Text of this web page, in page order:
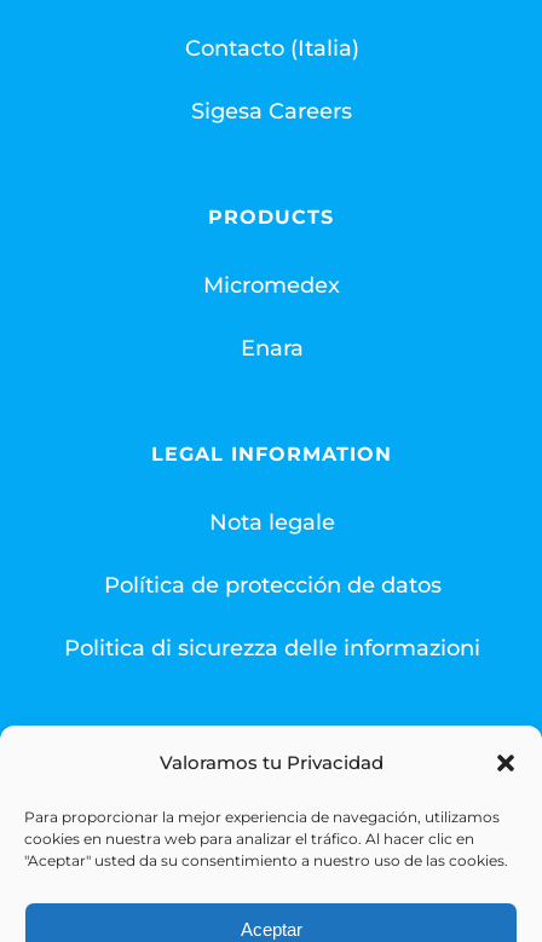
Valoramos tu Privacidad
Para proporcionar la mejor experiencia de navegación, utilizamos
cookies en nuestra web para analizar el tráfico. Al hacer clic en
"Aceptar" usted da su consentimiento a nuestro uso de las cookies.
Aceptar
Contacto (Italia)
Sigesa Careers
PRODUCTS
Micromedex
Enara
LEGAL INFORMATION
Nota legale
Política de protección de datos
Politica di sicurezza delle informazioni
© Copyright 1993 -2026 | Sigesa Sistemas de Gestión
Sanitaria | All Rights Reserved